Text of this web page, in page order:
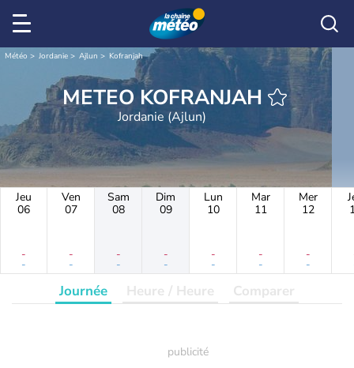
Météo Jordanie Ajlun Kofranjah
METEO KOFRANJAH
Jordanie (Ajlun)
Jeu
06
-
-
Ven
07
-
-
Sam
08
-
-
Dim
09
-
-
Lun
10
-
-
Mar
11
-
-
Mer
12
-
-
Journée Heure / Heure Comparer